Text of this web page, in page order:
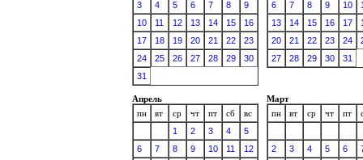
3
4 5 6 7 8
9
10
11 12 13 14 15
16
17
18 19 20 21 22
23
24
25 26 27 28 29
30
31
6
7 8 9 10
13
14 15 16 17
20
21 22 23 24
27
28 29 30 31
Апрель
пн
вт ср чт пт сб
вс
1
2 3 4
5
6
7 8 9 10 11
12
Март
пн
вт ср чт пт
2 3 4 5 6